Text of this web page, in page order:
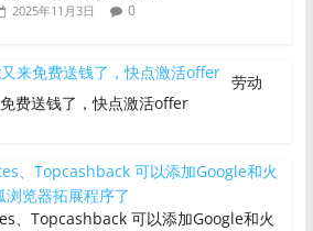
2025年11月3日 0
劳动
费送钱了，快点激活offer
、Topcashback 可以添加Google和火